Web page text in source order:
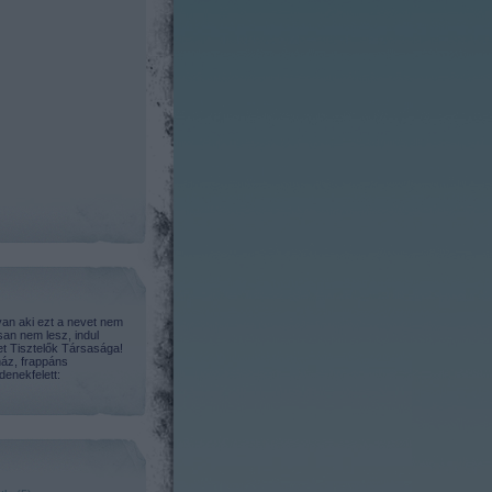
aki ezt a nevet nem
nem lesz, indul
Tisztelők Társasága!
frappáns